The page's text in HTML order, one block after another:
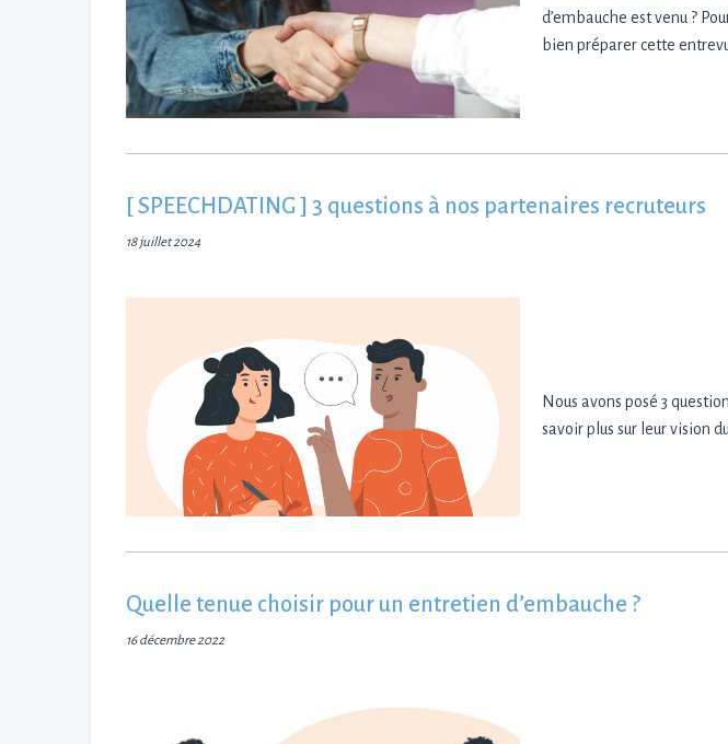
d’embauche est venu ?
bien préparer cette
[ SPEECHDATING ] 3 questions à nos partenaires recruteurs
18 juillet 2024
Nous avons posé 3
savoir plus sur leur vision
Quelle tenue choisir pour un entretien d’embauche ?
16 décembre 2022